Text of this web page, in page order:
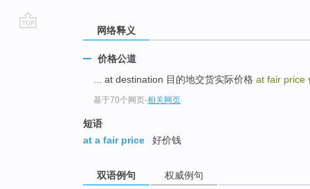
网络释义
价格公道
... at destination 目的地交货实际价格 at fair price
基于70个网页-相关网页
短语
at a fair price
好价钱
双语例句 权威例句